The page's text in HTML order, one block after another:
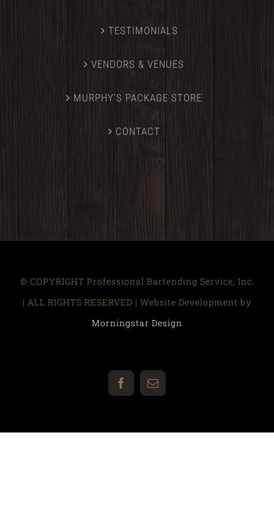
TESTIMONIALS
VENDORS & VENUES
MURPHY’S PACKAGE STORE
CONTACT
© COPYRIGHT Professional Bartending Service, Inc.
| ALL RIGHTS RESERVED | Website Development by
Morningstar Design
FacebookEmail